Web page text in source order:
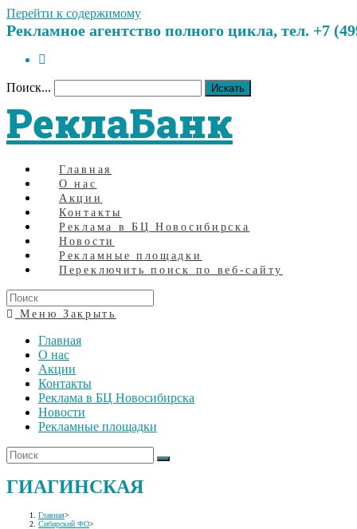
Перейти к содержимому
Рекламное агентство полного цикла, тел. +7
Поиск... Искать
РеклаБанк
Главная
О нас
Акции
Контакты
Реклама в БЦ Новосибирска
Новости
Рекламные площадки
Переключить поиск по веб-сайту
Меню Закрыть
Главная
О нас
Акции
Контакты
Реклама в БЦ Новосибирска
Новости
Рекламные площадки
ГИАГИНСКАЯ
Главная>
Сибирский ФО>